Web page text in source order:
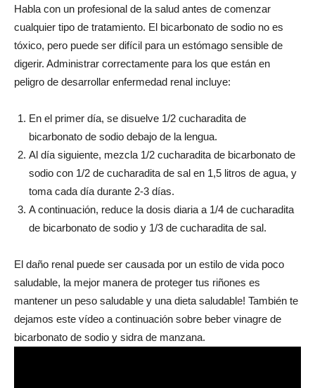
Habla con un profesional de la salud antes de comenzar
cualquier tipo de tratamiento. El bicarbonato de sodio no es
tóxico, pero puede ser difícil para un estómago sensible de
digerir. Administrar correctamente para los que están en
peligro de desarrollar enfermedad renal incluye:
En el primer día, se disuelve 1/2 cucharadita de
bicarbonato de sodio debajo de la lengua.
Al día siguiente, mezcla 1/2 cucharadita de bicarbonato de
sodio con 1/2 de cucharadita de sal en 1,5 litros de agua, y
toma cada día durante 2-3 días.
A continuación, reduce la dosis diaria a 1/4 de cucharadita
de bicarbonato de sodio y 1/3 de cucharadita de sal.
El daño renal puede ser causada por un estilo de vida poco
saludable, la mejor manera de proteger tus riñones es
mantener un peso saludable y una dieta saludable! También te
dejamos este vídeo a continuación sobre beber vinagre de
bicarbonato de sodio y sidra de manzana.